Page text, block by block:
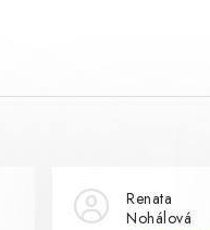
Renata
Nohálová